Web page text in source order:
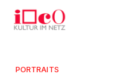
PORTRAITS